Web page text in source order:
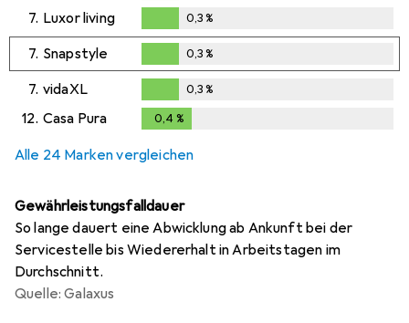
0,3%
7. Luxor living
0,3%
0,3%
7. Snapstyle
0,3%
0,3%
7. vidaXL
0,3%
0,3%
12. Casa Pura 0,4 %
Alle 24 Marken vergleichen
Gewährleistungsfalldauer
So lange dauert eine Abwicklung ab Ankunft bei der
Servicestelle bis Wiedererhalt in Arbeitstagen im
Durchschnitt.
Quelle: Galaxus